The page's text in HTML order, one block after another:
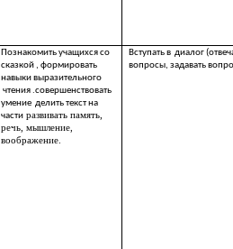
Познакомить учащихся со
сказкой , формировать
навыки выразительного
чтения .совершенствовать
умение делить текст на
части развивать память,
речь, мышление,
воображение.
Вступать в диалог
вопросы, задавать